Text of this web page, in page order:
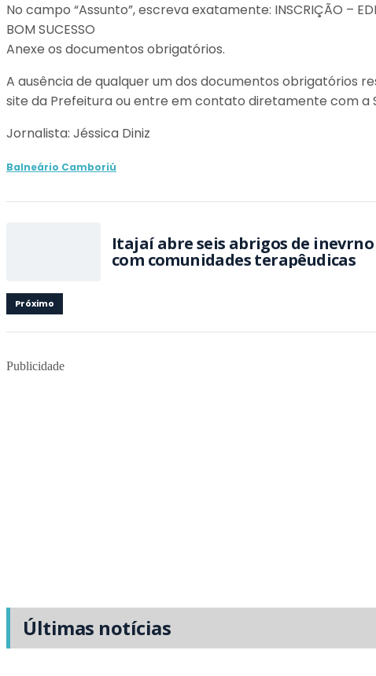
No campo “Assunto”, escreva exatamente: INSCRIÇÃO –
BOM SUCESSO
Anexe os documentos obrigatórios.
A ausência de qualquer um dos documentos obrigatórios
site da Prefeitura ou entre em contato diretamente com a
Jornalista: Jéssica Diniz
Balneário Camboriú
Itajaí abre seis abrigos de
com comunidades terapêudicas
Próximo
Publicidade
Últimas notícias